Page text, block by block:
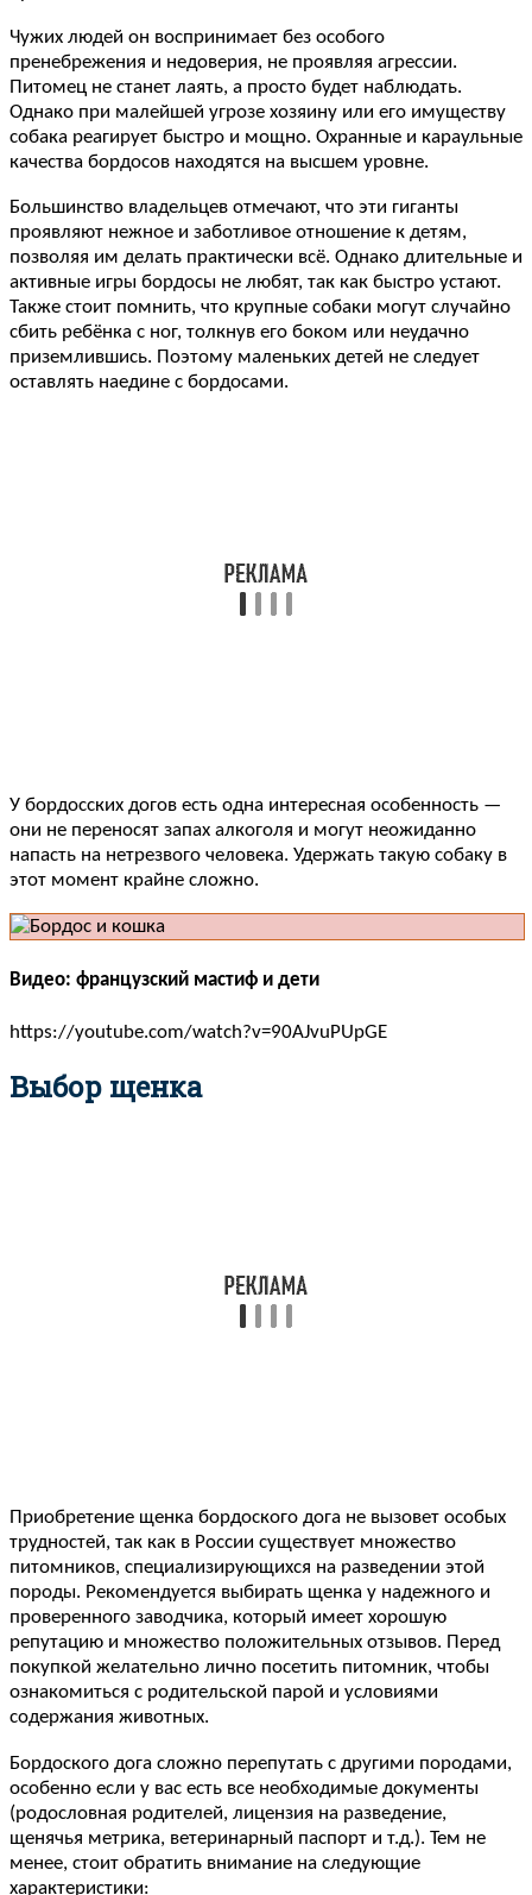
Чужих людей он воспринимает без особого
пренебрежения и недоверия, не проявляя агрессии.
Питомец не станет лаять, а просто будет наблюдать.
Однако при малейшей угрозе хозяину или его имуществу
собака реагирует быстро и мощно. Охранные и караульные
качества бордосов находятся на высшем уровне.
Большинство владельцев отмечают, что эти гиганты
проявляют нежное и заботливое отношение к детям,
позволяя им делать практически всё. Однако длительные и
активные игры бордосы не любят, так как быстро устают.
Также стоит помнить, что крупные собаки могут случайно
сбить ребёнка с ног, толкнув его боком или неудачно
приземлившись. Поэтому маленьких детей не следует
оставлять наедине с бордосами.
У бордосских догов есть одна интересная особенность —
они не переносят запах алкоголя и могут неожиданно
напасть на нетрезвого человека. Удержать такую собаку в
этот момент крайне сложно.
Видео: французский мастиф и дети
https://youtube.com/watch?v=90AJvuPUpGE
Выбор щенка
Приобретение щенка бордоского дога не вызовет особых
трудностей, так как в России существует множество
питомников, специализирующихся на разведении этой
породы. Рекомендуется выбирать щенка у надежного и
проверенного заводчика, который имеет хорошую
репутацию и множество положительных отзывов. Перед
покупкой желательно лично посетить питомник, чтобы
ознакомиться с родительской парой и условиями
содержания животных.
Бордоского дога сложно перепутать с другими породами,
особенно если у вас есть все необходимые документы
(родословная родителей, лицензия на разведение,
щенячья метрика, ветеринарный паспорт и т.д.). Тем не
менее, стоит обратить внимание на следующие
характеристики: